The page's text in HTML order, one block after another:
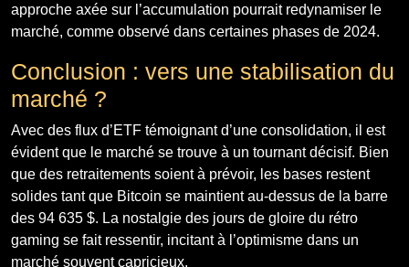
approche axée sur l’accumulation pourrait redynamiser le
marché, comme observé dans certaines phases de 2024.
Conclusion : vers une stabilisation du
marché ?
Avec des flux d’ETF témoignant d’une consolidation, il est
évident que le marché se trouve à un tournant décisif. Bien
que des retraitements soient à prévoir, les bases restent
solides tant que Bitcoin se maintient au-dessus de la barre
des 94 635 $. La nostalgie des jours de gloire du rétro
gaming se fait ressentir, incitant à l’optimisme dans un
marché souvent capricieux.